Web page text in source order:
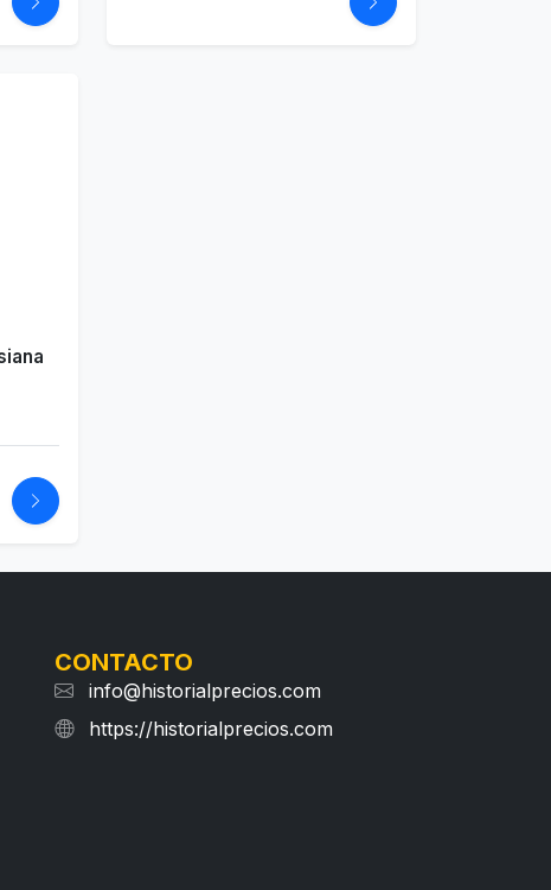
CONTACTO
info@historialprecios.com
https://historialprecios.com